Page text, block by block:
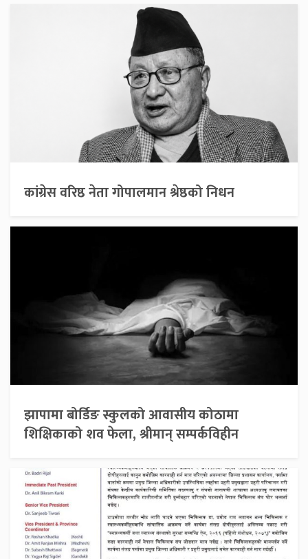
कांग्रेस वरिष्ठ नेता गोपालमान श्रेष्ठको निधन
झापामा बोर्डिङ स्कुलको आवासीय कोठामा
शिक्षिकाको शव फेला, श्रीमान् सम्पर्कविहीन